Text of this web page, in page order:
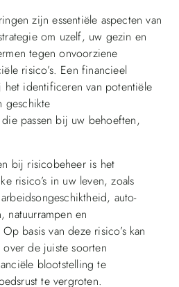
zijn essentiële aspecten van
om uzelf, uw gezin en
tegen onvoorziene
risico’s. Een financieel
het identificeren van potentiële
geschikte
passen bij uw behoeften,
bij risicobeheer is het
risico’s in uw leven, zoals
auto-
natuurrampen en
basis van deze risico’s kan
de juiste soorten
blootstelling te
te vergroten.